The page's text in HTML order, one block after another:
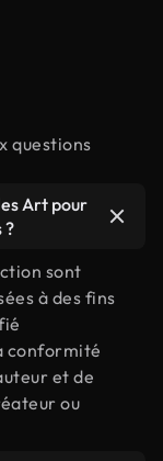
questions
Art pour
?
sont
à des fins
conformité
et de
ou